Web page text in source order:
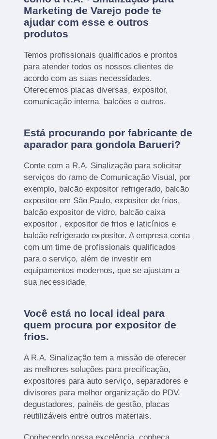
Marketing de Varejo pode te
ajudar com esse e outros
produtos
Temos profissionais qualificados e prontos
para atender todos os nossos clientes de
acordo com as suas necessidades.
Oferecemos placas diversas, expositor,
comunicação interna, balcões e outros.
Está procurando por fabricante de
aparador para gondola Barueri?
Conte com a R.A. Sinalização para solicitar
serviços do ramo de Comunicação Visual, por
exemplo, balcão expositor refrigerado, balcão
expositor em São Paulo, expositor de frios,
balcão expositor de vidro, balcão caixa
expositor , expositor de frios e laticínios e
balcão refrigerado expositor. A empresa conta
com um time de profissionais qualificados
para o serviço, além de investir em
equipamentos modernos, que se ajustam a
sua necessidade.
Você está no local ideal para
quem procura porexpositor de
frios.
A R.A. Sinalização tem a missão de oferecer
as melhores soluções para precificação,
expositores para auto serviço, separadores e
divisores para melhor organização do PDV,
degustadores, painéis de gestão, placas
reutilizáveis entre outros materiais.